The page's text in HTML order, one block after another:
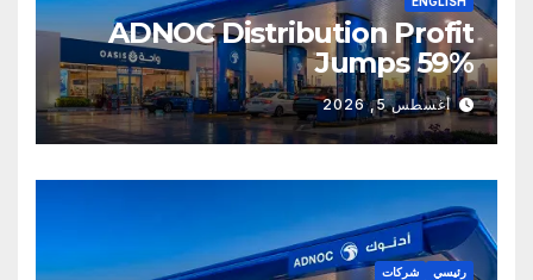
ADNOC Distribution Profit
Jumps 59%
أغسطس 5, 2026
رئيسي شركات